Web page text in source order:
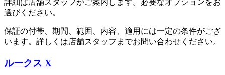
詳細は店舗スタッフがご案内します。必要なオプションをお
選びください。
保証の付帯、期間、範囲、内容、適用には一定の条件がござ
います。詳しくは店舗スタッフまでお問い合わせください。
ルークス X